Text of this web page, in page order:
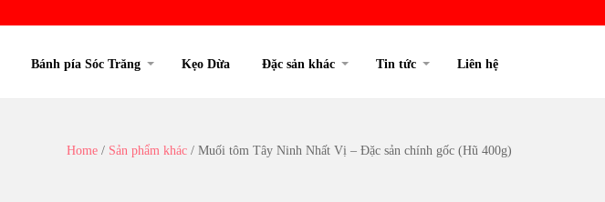
Bánh pía Sóc Trăng Kẹo Dừa Đặc sản khác Tin tức Liên hệ
Home / Sản phẩm khác / Muối tôm Tây Ninh Nhất Vị – Đặc sản chính gốc (Hũ 400g)